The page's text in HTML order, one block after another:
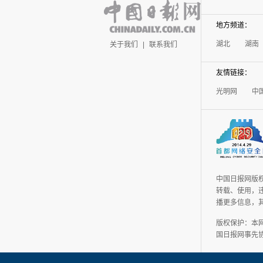
关于我们 联系我们
地方频道：
湖北 湖南
友情链接：
光明网 中
中国日报网版
转载、使用，
播更多信息，
版权保护：本
国日报网事先